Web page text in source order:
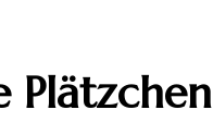
Plätzchen